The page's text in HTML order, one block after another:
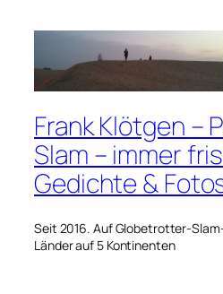
Frank Klötgen –
Slam – immer
Gedichte &
Seit 2016. Auf Globetrotter-
Länder auf 5 Kontinenten